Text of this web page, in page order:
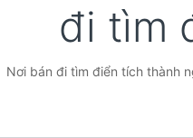
đi tìm
Nơi bán đi tìm điển tích thành